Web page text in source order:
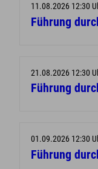
11.08.2026 12:30
Führung
21.08.2026 12:30
Führung
01.09.2026 12:30
Führung